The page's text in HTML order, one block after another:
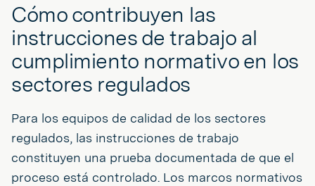
Cómo contribuyen las
instrucciones de trabajo al
cumplimiento normativo en los
sectores regulados
Para los equipos de calidad de los sectores
regulados, las instrucciones de trabajo
constituyen una prueba documentada de que el
proceso está controlado. Los marcos normativos